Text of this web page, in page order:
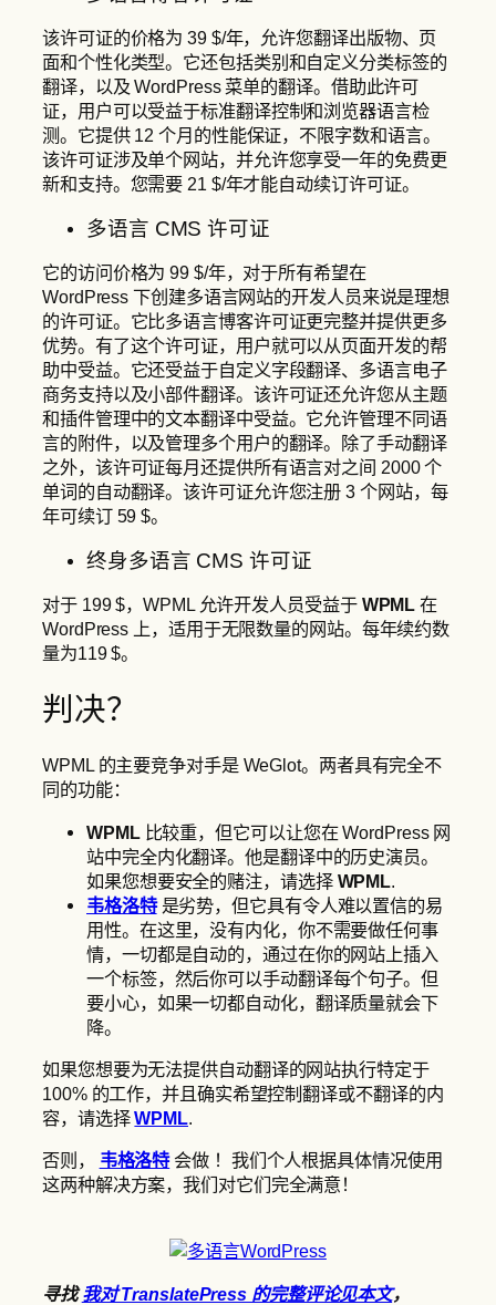
该许可证的价格为 39 $/年，允许您翻译出版物、页
面和个性化类型。它还包括类别和自定义分类标签的
翻译，以及 WordPress 菜单的翻译。借助此许可
证，用户可以受益于标准翻译控制和浏览器语言检
测。它提供 12 个月的性能保证，不限字数和语言。
该许可证涉及单个网站，并允许您享受一年的免费更
新和支持。您需要 21 $/年才能自动续订许可证。
多语言 CMS 许可证
它的访问价格为 99 $/年，对于所有希望在
WordPress 下创建多语言网站的开发人员来说是理想
的许可证。它比多语言博客许可证更完整并提供更多
优势。有了这个许可证，用户就可以从页面开发的帮
助中受益。它还受益于自定义字段翻译、多语言电子
商务支持以及小部件翻译。该许可证还允许您从主题
和插件管理中的文本翻译中受益。它允许管理不同语
言的附件，以及管理多个用户的翻译。除了手动翻译
之外，该许可证每月还提供所有语言对之间 2000 个
单词的自动翻译。该许可证允许您注册 3 个网站，每
年可续订 59 $。
终身多语言 CMS 许可证
对于 199 $，WPML 允许开发人员受益于 WPML 在
WordPress 上，适用于无限数量的网站。每年续约数
量为119 $。
判决？
WPML 的主要竞争对手是 WeGlot。两者具有完全不
同的功能：
WPML比较重，但它可以让您在 WordPress 网
站中完全内化翻译。他是翻译中的历史演员。
如果您想要安全的赌注，请选择 WPML.
韦格洛特是劣势，但它具有令人难以置信的易
用性。在这里，没有内化，你不需要做任何事
情，一切都是自动的，通过在你的网站上插入
一个标签，然后你可以手动翻译每个句子。但
要小心，如果一切都自动化，翻译质量就会下
降。
如果您想要为无法提供自动翻译的网站执行特定于
100% 的工作，并且确实希望控制翻译或不翻译的内
容，请选择WPML.
否则， 韦格洛特会做 ！我们个人根据具体情况使用
这两种解决方案，我们对它们完全满意！
寻找我对 TranslatePress 的完整评论见本文，